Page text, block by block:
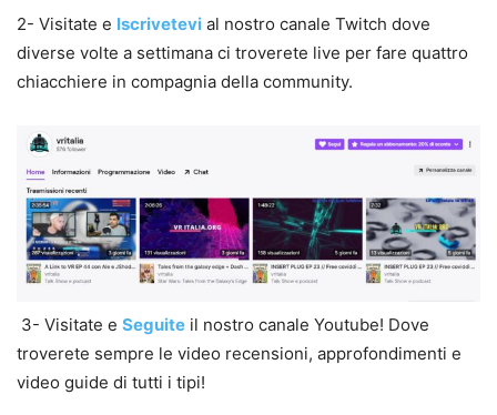
2- Visitate e Iscrivetevi al nostro canale Twitch dove
diverse volte a settimana ci troverete live per fare quattro
chiacchiere in compagnia della community.
3- Visitate e Seguite il nostro canale Youtube! Dove
troverete sempre le video recensioni, approfondimenti e
video guide di tutti i tipi!